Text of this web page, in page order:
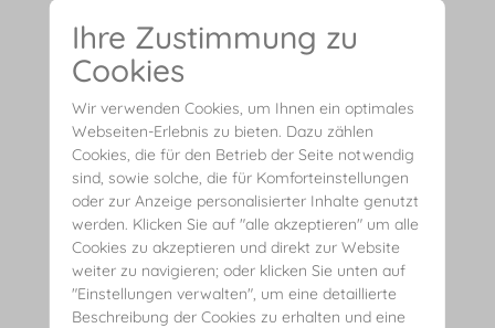
ALLGEMEIN FASHION TIPPS
Wir sagen: WOW MOM!
28. April 2019
Ihre Zustimmung zu
Cookies
Wir verwenden Cookies, um Ihnen ein optimales
Webseiten-Erlebnis zu bieten. Dazu zählen
Cookies, die für den Betrieb der Seite notwendig
sind, sowie solche, die für Komforteinstellungen
oder zur Anzeige personalisierter Inhalte genutzt
werden. Klicken Sie auf "alle akzeptieren" um alle
Cookies zu akzeptieren und direkt zur Website
weiter zu navigieren; oder klicken Sie unten auf
"Einstellungen verwalten", um eine detaillierte
Beschreibung der Cookies zu erhalten und eine